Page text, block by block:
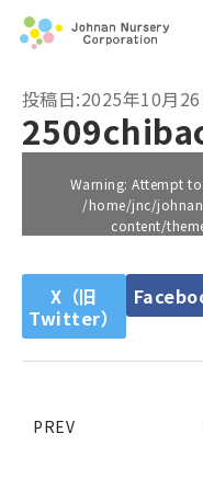
投稿日:2025年10月
Warning: Attempt
/home/jnc/
content/
X（旧
Twitter）
PREV